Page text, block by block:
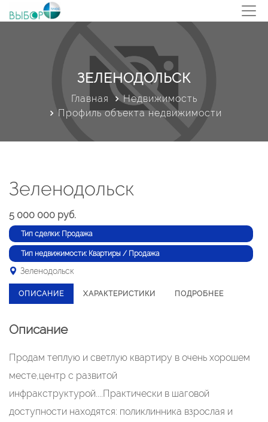
ЗЕЛЕНОДОЛЬСК
Главная
Недвижимость
Профиль объекта недвижимости
Зеленодольск
5 000 000 руб.
Тип сделки: Продажа
Тип недвижимости: Квартиры / Продажа
Зеленодольск
ОПИСАНИЕ ХАРАКТЕРИСТИКИ ПОДРОБНЕЕ
Описание
Продам теплую и светлую квартиру в очень хорошем
месте,центр с развитой
инфракструктурой....Практически в шаговой
доступности находятся: поликлинника взрослая и